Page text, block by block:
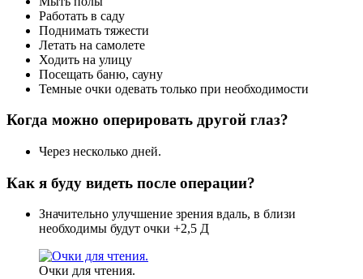
Работать в саду
Поднимать тяжести
Летать на самолете
Ходить на улицу
Посещать баню, сауну
Темные очки одевать только при необходимости
Когда можно оперировать другой глаз?
Через несколько дней.
Как я буду видеть после операции?
Значительно улучшение зрения вдаль, в близи
необходимы будут очки +2,5 Д
Очки для чтения.